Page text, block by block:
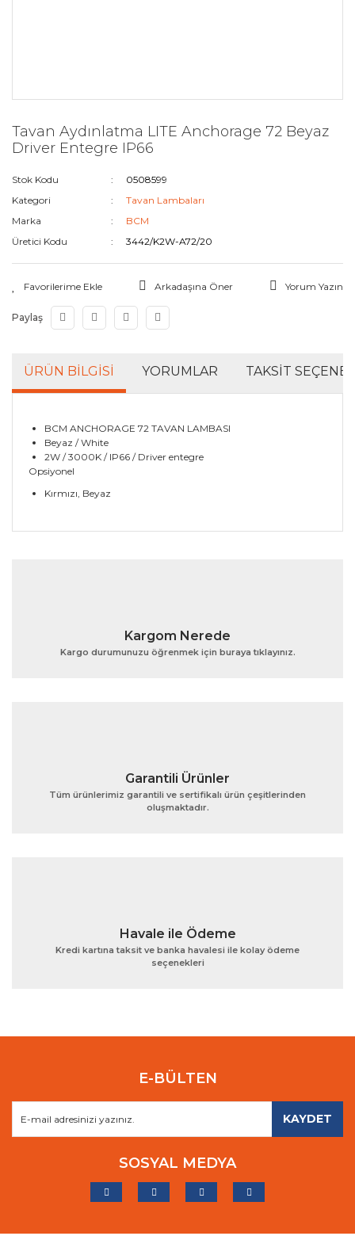
Tavan Aydınlatma LITE Anchorage 72 Beyaz
Driver Entegre IP66
Stok Kodu
0508599
Kategori
Tavan Lambaları
Marka
BCM
Üretici Kodu
3442/K2W-A72/20
Arkadaşına Öner Yorum Yazın
Paylaş
ÜRÜN BILGISI YORUMLAR TAKSIT
BCM ANCHORAGE 72 TAVAN LAMBASI
Beyaz / White
2W / 3000K / IP66 / Driver entegre
Opsiyonel
Kırmızı, Beyaz
Bu ürünün fiyat bilgisi, resim, ürün açıklamalarında ve
Ürün açıklamasında eksik bilgiler bulunuyor.
Gönder
Kargom Nerede
Kargo durumunuzu öğrenmek için buraya tıklayınız.
Garantili Ürünler
Tüm ürünlerimiz garantili ve sertifikalı ürün çeşitlerinden
oluşmaktadır.
Havale ile Ödeme
Kredi kartına taksit ve banka havalesi ile kolay ödeme
seçenekleri
E-BÜLTEN
KAYDET
SOSYAL MEDYA